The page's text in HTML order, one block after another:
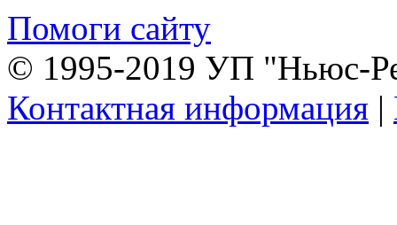
Помоги сайту
© 1995-2019 УП "Ньюс-
Контактная информация |